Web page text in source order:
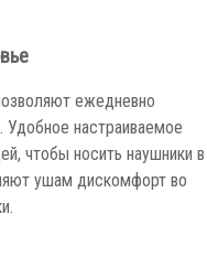
ежедневно
Удобное настраиваемое
чтобы носить наушники в
ушам дискомфорт во